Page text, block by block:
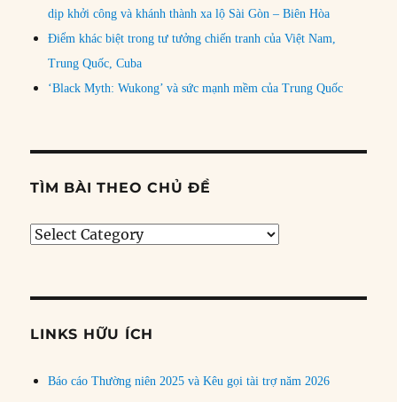
dịp khởi công và khánh thành xa lộ Sài Gòn – Biên Hòa
Điểm khác biệt trong tư tưởng chiến tranh của Việt Nam,
Trung Quốc, Cuba
‘Black Myth: Wukong’ và sức mạnh mềm của Trung Quốc
TÌM BÀI THEO CHỦ ĐỀ
Tìm
đề
LINKS HỮU ÍCH
Báo cáo Thường niên 2025 và Kêu gọi tài trợ năm 2026